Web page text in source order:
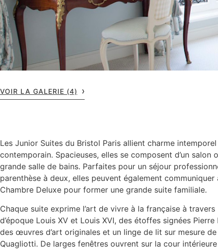
VOIR LA GALERIE (4)
Les Junior Suites du Bristol Paris allient charme
contemporain. Spacieuses, elles se composent d’un salon
grande salle de bains. Parfaites pour un séjour
parenthèse à deux, elles peuvent également communiquer
Chambre Deluxe pour former une grande suite familiale.
Chaque suite exprime l’art de vivre à la française à
d’époque Louis XV et Louis XVI, des étoffes signées Pierre
des œuvres d’art originales et un linge de lit sur mesure
Quagliotti. De larges fenêtres ouvrent sur la cour